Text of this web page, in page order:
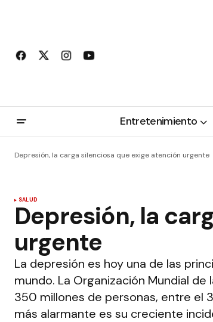
Entretenimiento
Depresión, la carga silenciosa que exige atención urgente
SALUD
Depresión, la
urgente
La depresión es hoy una de las
mundo. La Organización Mundial
350 millones de personas, entre el
más alarmante es su creciente